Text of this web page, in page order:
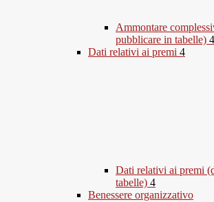
Ammontare
pubblicare in tabelle) 4
Dati relativi ai premi 4
Dati relativi ai premi
tabelle) 4
Benessere organizzativo